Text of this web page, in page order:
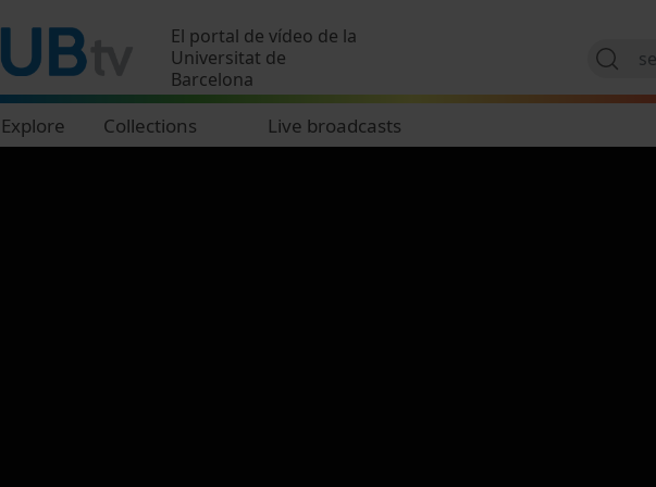
El portal de vídeo de la
Universitat de
Barcelona
Explore Collections Live broadcasts